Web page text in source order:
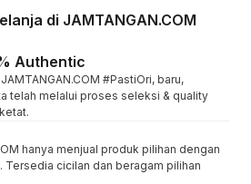
di JAMTANGAN.COM
Authentic
#PastiOri, baru,
telah melalui proses seleksi & quality
hanya menjual produk pilihan dengan
Tersedia cicilan dan beragam pilihan